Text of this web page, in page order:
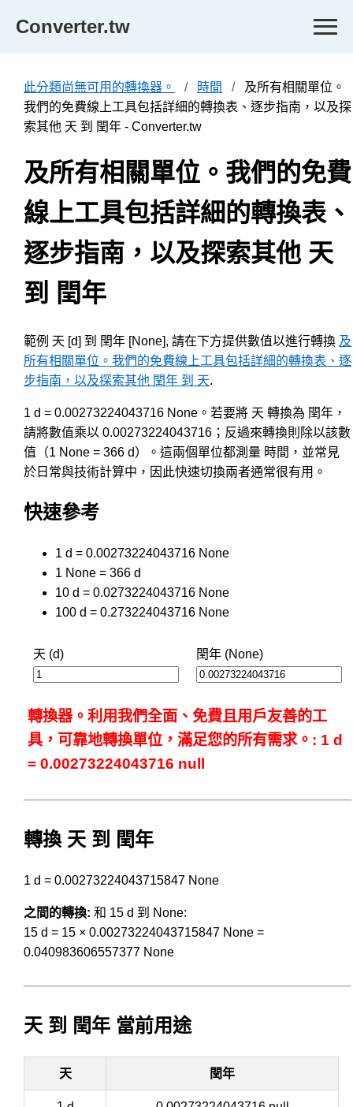
Converter.tw
此分類尚無可用的轉換器。 時間
及所有相關單位。
我們的免費線上工具包括詳細的轉換表、逐步指南，以及探
索其他 天 到 閏年 - Converter.tw
及所有相關單位。我們的免費
線上工具包括詳細的轉換表、
逐步指南，以及探索其他 天
到 閏年
範例 天 [d] 到 閏年 [None], 請在下方提供數值以進行轉換 及
所有相關單位。我們的免費線上工具包括詳細的轉換表、逐
步指南，以及探索其他 閏年 到 天.
1 d = 0.00273224043716 None。若要將 天 轉換為 閏年，
請將數值乘以 0.00273224043716；反過來轉換則除以該數
值（1 None = 366 d）。這兩個單位都測量 時間，並常見
於日常與技術計算中，因此快速切換兩者通常很有用。
快速參考
1 d = 0.00273224043716 None
1 None = 366 d
10 d = 0.0273224043716 None
100 d = 0.273224043716 None
天 (d) 閏年 (None)
轉換器。利用我們全面、免費且用戶友善的工
具，可靠地轉換單位，滿足您的所有需求。: 1 d
= 0.00273224043716 null
轉換 天 到 閏年
1 d = 0.00273224043715847 None
之間的轉換: 和 15 d 到 None:
15 d = 15 × 0.00273224043715847 None =
0.040983606557377 None
天 到 閏年 當前用途
天 閏年